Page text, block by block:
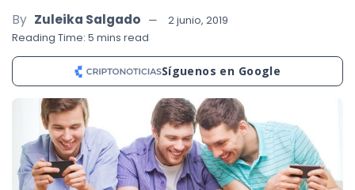
By Zuleika Salgado
2 junio, 2019
Reading Time: 5 mins read
Síguenos en Google